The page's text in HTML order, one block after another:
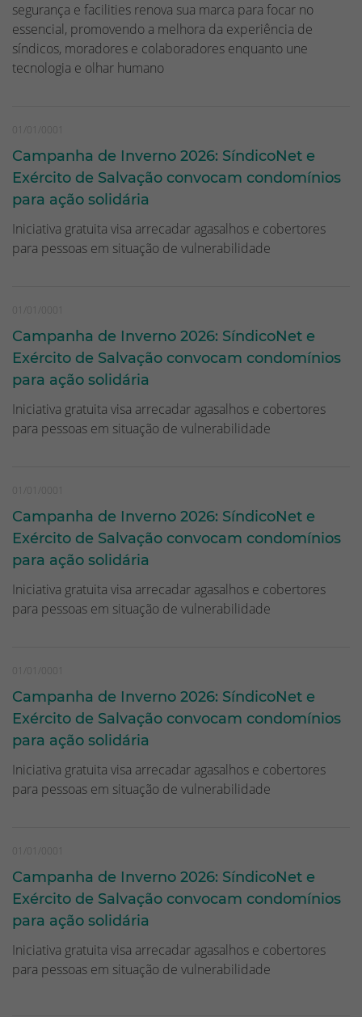
segurança e facilities renova sua marca para focar no
essencial, promovendo a melhora da experiência de
síndicos, moradores e colaboradores enquanto une
tecnologia e olhar humano
01/01/0001
Campanha de Inverno 2026: SíndicoNet e
Exército de Salvação convocam condomínios
para ação solidária
Iniciativa gratuita visa arrecadar agasalhos e cobertores
para pessoas em situação de vulnerabilidade
01/01/0001
Campanha de Inverno 2026: SíndicoNet e
Exército de Salvação convocam condomínios
para ação solidária
Iniciativa gratuita visa arrecadar agasalhos e cobertores
para pessoas em situação de vulnerabilidade
01/01/0001
Campanha de Inverno 2026: SíndicoNet e
Exército de Salvação convocam condomínios
para ação solidária
Iniciativa gratuita visa arrecadar agasalhos e cobertores
para pessoas em situação de vulnerabilidade
01/01/0001
Campanha de Inverno 2026: SíndicoNet e
Exército de Salvação convocam condomínios
para ação solidária
Iniciativa gratuita visa arrecadar agasalhos e cobertores
para pessoas em situação de vulnerabilidade
01/01/0001
Campanha de Inverno 2026: SíndicoNet e
Exército de Salvação convocam condomínios
para ação solidária
Iniciativa gratuita visa arrecadar agasalhos e cobertores
para pessoas em situação de vulnerabilidade